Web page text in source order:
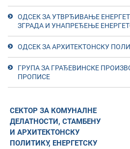
ОДСЕК ЗА УТВРЂИВАЊЕ
ЗГРАДА И УНАПРЕЂЕЊЕ
ОДСЕК ЗА АРХИТЕКТОНСКУ
ГРУПА ЗА ГРАЂЕВИНСКЕ
ПРОПИСЕ
СЕКТОР ЗА КОМУНАЛНЕ
ДЕЛАТНОСТИ, СТАМБЕНУ
И АРХИТЕКТОНСКУ
ПОЛИТИКУ, ЕНЕРГЕТСКУ